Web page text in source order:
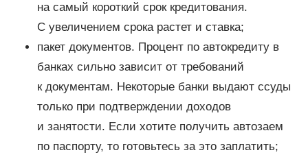
на самый короткий срок кредитования.
С увеличением срока растет и ставка;
пакет документов. Процент по автокредиту в
банках сильно зависит от требований
к документам. Некоторые банки выдают ссуды
только при подтверждении доходов
и занятости. Если хотите получить автозаем
по паспорту, то готовьтесь за это заплатить;